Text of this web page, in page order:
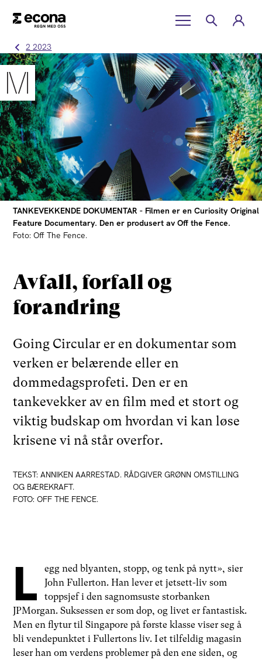
2 2023
TEKST: ANNIKEN AARRESTAD. RÅDGIVER GRØNN OMSTILLING
OG BÆREKRAFT.
FOTO: OFF THE FENCE.
Avfall, forfall og
forandring
Going Circular er en dokumentar som
verken er belærende eller en
dommedagsprofeti. Den er en
tankevekker av en film med et stort og
viktig budskap om hvordan vi kan løse
krisene vi nå står overfor.
TANKEVEKKENDE DOKUMENTAR - Filmen er en Curiosity Original
Feature Documentary. Den er produsert av Off the Fence.
Foto: Off The Fence.
L
egg ned blyanten, stopp, og tenk på nytt», sier
John Fullerton. Han lever et jetsett-liv som
toppsjef i den sagnomsuste storbanken
JPMorgan. Suksessen er som dop, og livet er fantastisk.
Men en flytur til Singapore på første klasse viser seg å
bli vendepunktet i Fullertons liv. I et tilfeldig magasin
leser han om verdens problemer på den ene siden, og